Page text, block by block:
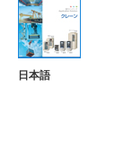
日本語